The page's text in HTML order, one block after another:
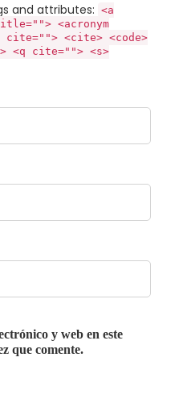
and attributes:
<a
<acronym
<cite> <code>
<q cite=""> <s>
y web en este
que comente.